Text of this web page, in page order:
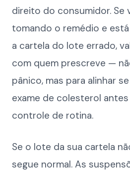
direito do consumidor. Se
tomando o remédio e
a cartela do lote errado,
com quem prescreve —
pânico, mas para alinhar
exame de colesterol
controle de rotina.
Se o lote da sua cartela
segue normal. As